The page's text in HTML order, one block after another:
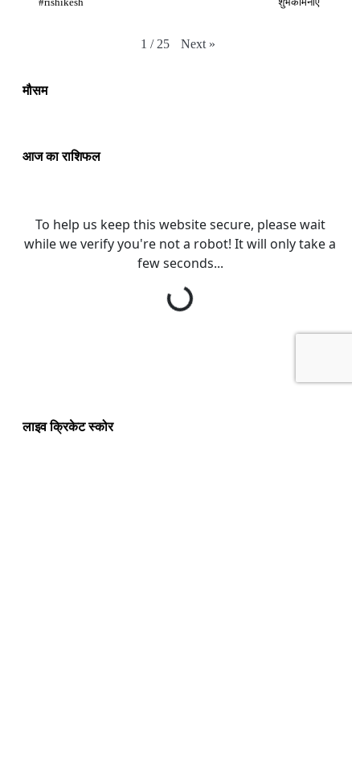
#rishikesh शुभकामनाएं
1 / 25 Next »
मौसम
आज का राशिफल
लाइव क्रिकेट स्कोर